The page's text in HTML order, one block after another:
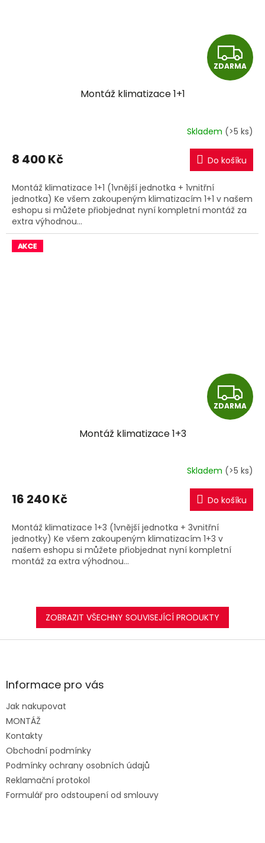
Z
D
R
M
A
ZDARMA
Montáž klimatizace 1+1
Skladem (>5 ks)
8 400 Kč Do košíku
Montáž klimatizace 1+1 (1vnější jednotka + 1vnitřní
jednotka) Ke všem zakoupeným klimatizacím 1+1 v našem
eshopu si můžete přiobjednat nyní kompletní montáž za
extra výhodnou...
Z
D
R
M
A
ZDARMA
Montáž klimatizace 1+3
Skladem (>5 ks)
16 240 Kč Do košíku
Montáž klimatizace 1+3 (1vnější jednotka + 3vnitřní
jednotky) Ke všem zakoupeným klimatizacím 1+3 v
našem eshopu si můžete přiobjednat nyní kompletní
montáž za extra výhodnou...
ZOBRAZIT VŠECHNY SOUVISEJÍCÍ PRODUKTY
Z
aInformace pro vás
Jak nakupovat
MONTÁŽ
Kontakty
Obchodní podmínky
Podmínky ochrany osobních údajů
Reklamační protokol
Formulář pro odstoupení od smlouvy